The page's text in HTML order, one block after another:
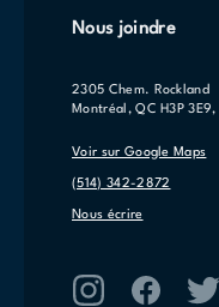
Nous joindre
2305 Chem. Rockland
Montréal, QC H3P
Voir sur Google Maps
(514) 342-2872
Nous écrire